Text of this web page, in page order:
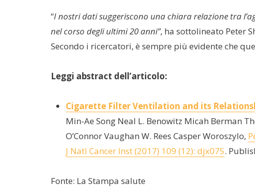
“I nostri dati suggeriscono una chiara relazione tra
nel corso degli ultimi 20 anni”, ha sottolineato Peter
Secondo i ricercatori, è sempre più evidente che
Leggi abstract dell’articolo:
Cigarette Filter Ventilation and its
Min-Ae Song Neal L. Benowitz Micah Berman
O’Connor Vaughan W. Rees Casper Woroszylo,
J Natl Cancer Inst (2017) 109 (12): djx075.
Fonte: La Stampa salute